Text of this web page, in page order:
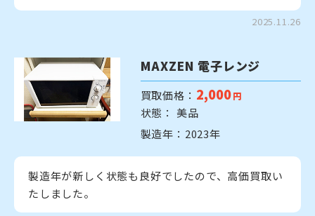
2025.11.26
MAXZEN 電子レンジ
買取価格： 2,000 円
状態： 美品
製造年：2023年
製造年が新しく状態も良好でしたので、高価買取い
たしました。